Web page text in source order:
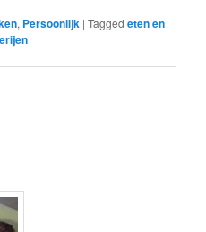
, Persoonlijk |Tagged eten en